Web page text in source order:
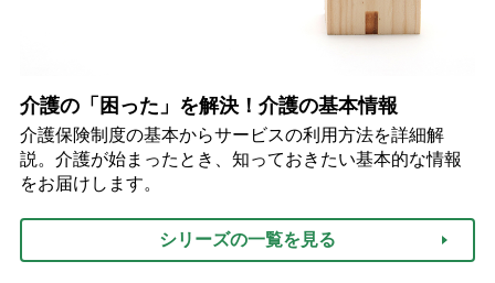
介護の「困った」を解決！介護の基本情報
介護保険制度の基本からサービスの利用方法を詳細解
説。介護が始まったとき、知っておきたい基本的な情報
をお届けします。
シリーズの一覧を見る